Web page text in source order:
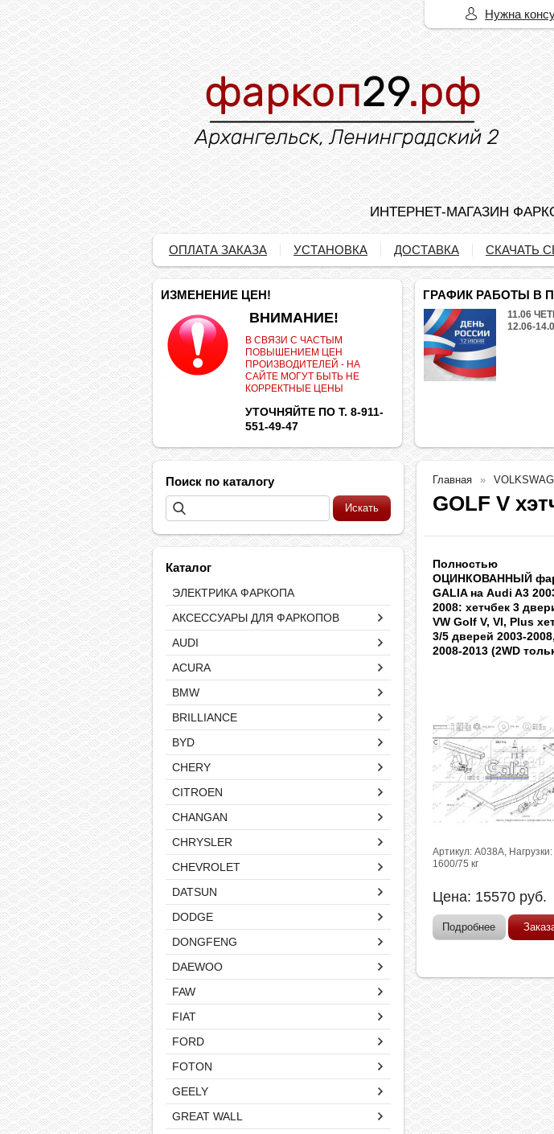
ИНТЕРНЕТ-МАГАЗИН
ОПЛАТА ЗАКАЗА УСТАНОВКА ДОСТАВКА СКАЧАТЬ
ИЗМЕНЕНИЕ ЦЕН!
ВНИМАНИЕ!
В СВЯЗИ С ЧАСТЫМ
ПОВЫШЕНИЕМ ЦЕН
ПРОИЗВОДИТЕЛЕЙ - НА
САЙТЕ МОГУТ БЫТЬ НЕ
КОРРЕКТНЫЕ ЦЕНЫ
УТОЧНЯЙТЕ ПО Т. 8-911-
551-49-47
ГРАФИК РАБОТЫ В
11.06
12.06-
Поиск по каталогу
Каталог
ЭЛЕКТРИКА ФАРКОПА
АКСЕССУАРЫ ДЛЯ ФАРКОПОВ
AUDI
ACURA
BMW
BRILLIANCE
BYD
CHERY
CITROEN
CHANGAN
CHRYSLER
CHEVROLET
DATSUN
DODGE
DONGFENG
DAEWOO
FAW
FIAT
FORD
FOTON
GEELY
GREAT WALL
Главная
GOLF V
Полностью
ОЦИНКОВАННЫЙ
GALIA на Audi A3
2008: хетчбек 3
VW Golf V, VI, Plus
3/5 дверей 2003-2008,
2008-2013 (2WD
Артикул: A038A, Нагрузки:
1600/75 кг
Цена: 15570 руб.
Подробнее
Нужна